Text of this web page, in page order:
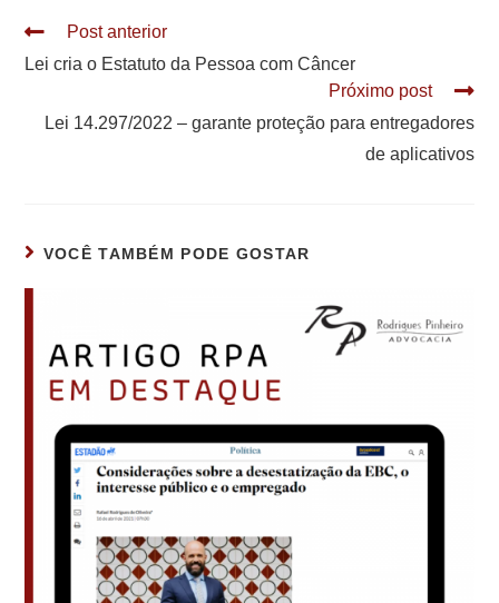
Leia
artigos
Post anterior
Lei cria o Estatuto da Pessoa com Câncer
Próximo post
Lei 14.297/2022 – garante proteção para entregadores
de aplicativos
VOCÊ TAMBÉM PODE GOSTAR